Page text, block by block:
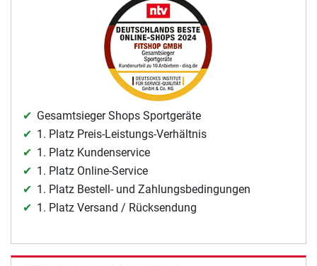
Gesamtsieger Shops Sportgeräte
1. Platz Preis-Leistungs-Verhältnis
1. Platz Kundenservice
1. Platz Online-Service
1. Platz Bestell- und Zahlungsbedingungen
1. Platz Versand / Rücksendung